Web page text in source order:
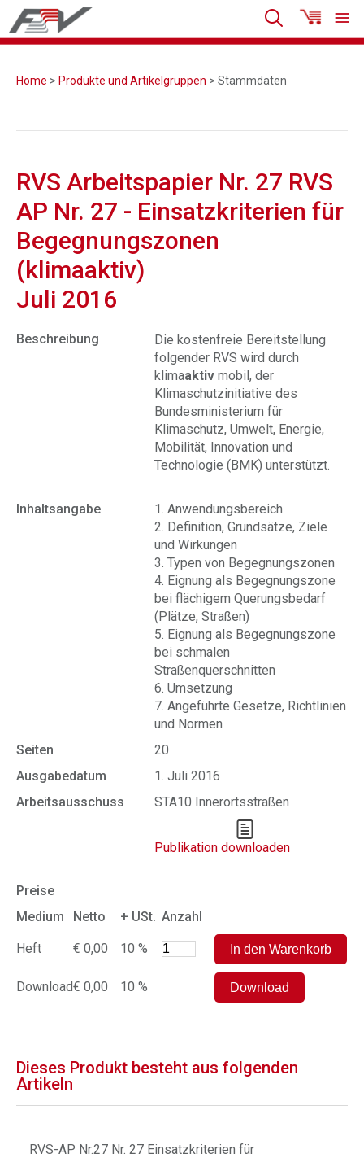
Home > Produkte und Artikelgruppen > Stammdaten
RVS Arbeitspapier Nr. 27 RVS
AP Nr. 27 - Einsatzkriterien für
Begegnungszonen
(klimaaktiv)
Juli 2016
Beschreibung
Die kostenfreie Bereitstellung
folgender RVS wird durch
klimaaktiv mobil, der
Klimaschutzinitiative des
Bundesministerium für
Klimaschutz, Umwelt, Energie,
Mobilität, Innovation und
Technologie (BMK) unterstützt.
Inhaltsangabe
1. Anwendungsbereich
2. Definition, Grundsätze, Ziele
und Wirkungen
3. Typen von Begegnungszonen
4. Eignung als Begegnungszone
bei flächigem Querungsbedarf
(Plätze, Straßen)
5. Eignung als Begegnungszone
bei schmalen
Straßenquerschnitten
6. Umsetzung
7. Angeführte Gesetze, Richtlinien
und Normen
Seiten
20
Ausgabedatum
1. Juli 2016
Arbeitsausschuss
STA10 Innerortsstraßen
Publikation downloaden
Preise
Medium
Netto + USt. Anzahl
Heft € 0,00 10 %
Download€ 0,00 10 %
Dieses Produkt besteht aus folgenden
Artikeln
RVS-AP Nr.27 Nr. 27 Einsatzkriterien für